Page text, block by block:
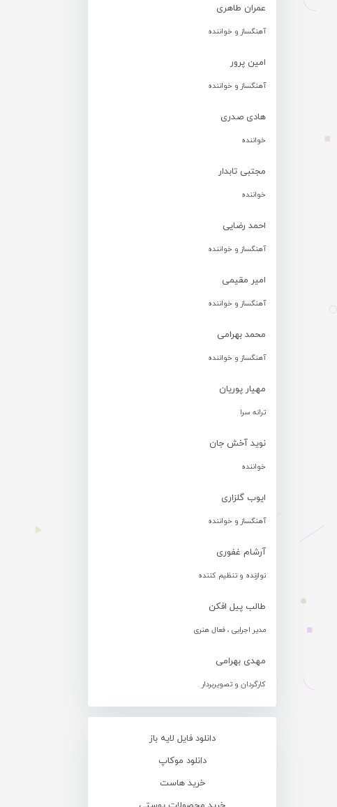
عمران طاهری
آهنگساز و خواننده
امین پرور
آهنگساز و خواننده
هادی صدری
خواننده
مجتبی تابدار
خواننده
احمد رضایی
آهنگساز و خواننده
امیر مقیمی
آهنگساز و خواننده
محمد بهرامی
آهنگساز و خواننده
مهیار پوریان
ترانه سرا
نوید آخش جان
خواننده
ایوب گلزاری
آهنگساز و خواننده
آرشام غفوری
نوازنده و تنظیم کننده
طالب پیل افکن
مدیر اجرایی ، فعال هنری
مهدی بهرامی
کارگردان و تصویربردار
دانلود فایل لایه باز
دانلود موکاپ
خرید هاست